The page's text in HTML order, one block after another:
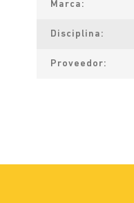
Marca
Disciplina
Proveedor